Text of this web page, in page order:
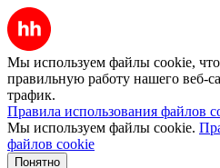
Мы используем файлы cookie,
правильную работу нашего веб-
трафик.
Правила использования файлов
Мы используем файлы cookie.
файлов cookie
Понятно